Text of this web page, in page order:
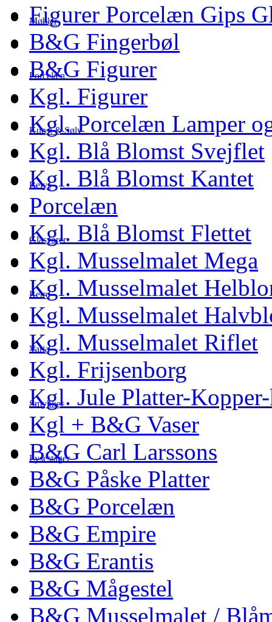
Møbler
Porcelæn
Kunst & Sølv
Belys
Glasvarer
Retro
Varia
Smykker
Lysestager
Figurer Porcelæn Gips
B&G Fingerbøl
B&G Figurer
Kgl. Figurer
Kgl. Porcelæn Lamper
Kgl. Blå Blomst Svejflet
Kgl. Blå Blomst Kantet
Porcelæn
Kgl. Blå Blomst Flettet
Kgl. Musselmalet Mega
Kgl. Musselmalet
Kgl. Musselmalet
Kgl. Musselmalet Riflet
Kgl. Frijsenborg
Kgl. Jule Platter-
Kgl + B&G Vaser
B&G Carl Larssons
B&G Påske Platter
B&G Porcelæn
B&G Empire
B&G Erantis
B&G Mågestel
B&G Musselmalet /